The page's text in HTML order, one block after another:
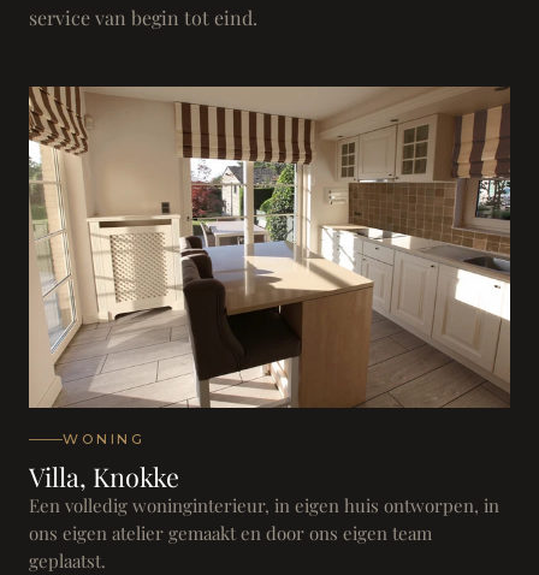
service van begin tot eind.
WONING
Villa, Knokke
Een volledig woninginterieur, in eigen huis ontworpen, in
ons eigen atelier gemaakt en door ons eigen team
geplaatst.